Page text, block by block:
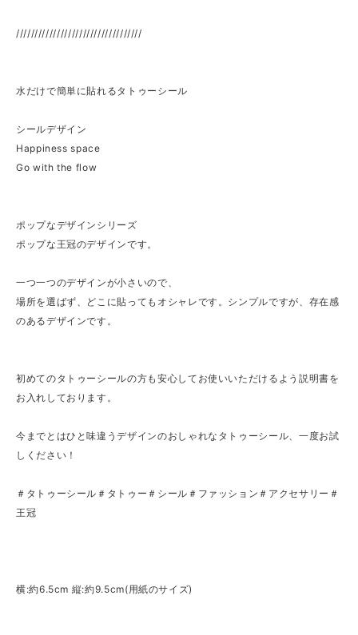
//////////////////////////////////
水だけで簡単に貼れるタトゥーシール
シールデザイン
Happiness space
Go with the flow
ポップなデザインシリーズ
ポップな王冠のデザインです。
一つ一つのデザインが小さいので、
場所を選ばず、どこに貼ってもオシャレです。シンプルですが、存在感
のあるデザインです。
初めてのタトゥーシールの方も安心してお使いいただけるよう説明書を
お入れしております。
今までとはひと味違うデザインのおしゃれなタトゥーシール、一度お試
しください！
＃タトゥーシール＃タトゥー＃シール＃ファッション＃アクセサリー＃
王冠
横:約6.5cm 縦:約9.5cm(用紙のサイズ)